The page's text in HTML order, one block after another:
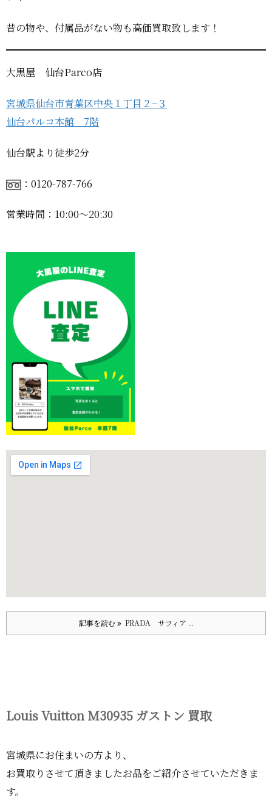
昔の物や、付属品がない物も高価買取致します！
大黒屋 仙台Parco店
宮城県仙台市青葉区中央１丁目２−３
仙台パルコ本館 7階
仙台駅より徒歩2分
：0120-787-766
営業時間：10:00〜20:30
記事を読む PRADA サフィア ...
Louis Vuitton M30935 ガストン 買取
宮城県にお住まいの方より、
お買取りさせて頂きましたお品をご紹介させていただきま
す。